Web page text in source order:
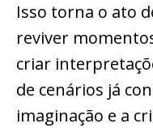
Isso torna o ato
reviver
criar
de cenários já
imaginação e a